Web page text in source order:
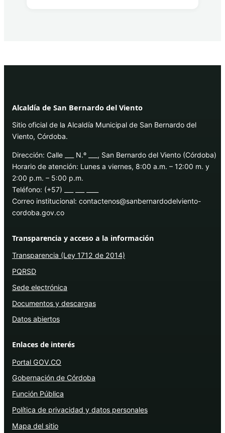
Alcaldía de San Bernardo del Viento
Sitio oficial de la Alcaldía Municipal de San Bernardo del
Viento, Córdoba.
Dirección: Calle ___ N.º ___, San Bernardo del Viento (Córdoba)
Horario de atención: Lunes a viernes, 8:00 a.m. – 12:00 m. y
2:00 p.m. – 5:00 p.m.
Teléfono: (+57) ___ ___ ____
Correo institucional: contactenos@sanbernardodelviento-
cordoba.gov.co
Transparencia y acceso a la información
Transparencia (Ley 1712 de 2014)
PQRSD
Sede electrónica
Documentos y descargas
Datos abiertos
Enlaces de interés
Portal GOV.CO
Gobernación de Córdoba
Función Pública
Política de privacidad y datos personales
Mapa del sitio